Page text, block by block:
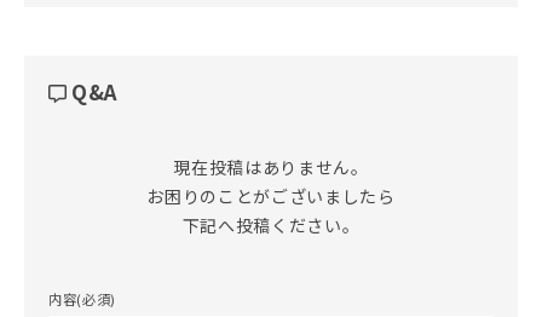
Q&A
現在投稿はありません。
お困りのことがございましたら
下記へ投稿ください。
内容(必須)